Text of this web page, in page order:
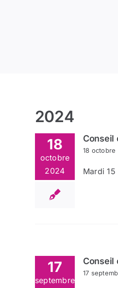
2024
18
octobre
2024
Conseil
18 octobre
Mardi
17
septembre
Conseil
17